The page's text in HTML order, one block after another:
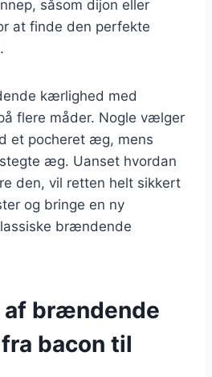
såsom dijon eller
at finde den perfekte
kærlighed med
flere måder. Nogle vælger
et pocheret æg, mens
æg. Uanset hvordan
den, vil retten helt sikkert
og bringe en ny
brændende
af brændende
bacon til